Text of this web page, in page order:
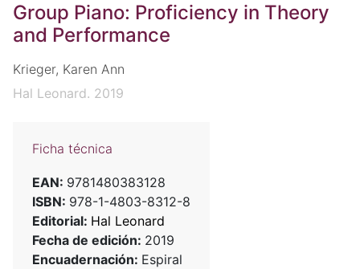
Group Piano: Proficiency in Theory
and Performance
Krieger, Karen Ann
Hal Leonard. 2019
Ficha técnica
EAN: 9781480383128
ISBN: 978-1-4803-8312-8
Editorial: Hal Leonard
Fecha de edición: 2019
Encuadernación: Espiral